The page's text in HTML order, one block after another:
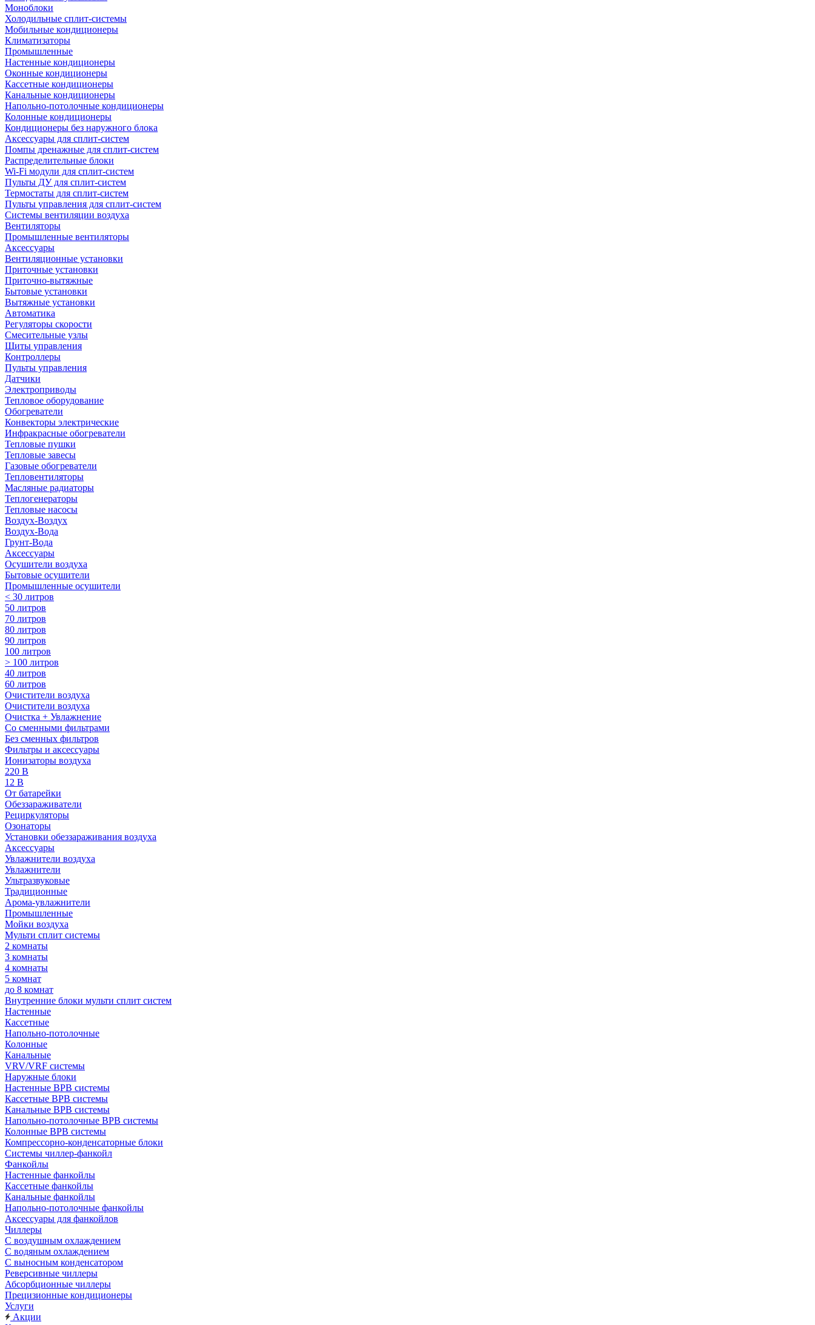
Моноблоки
Холодильные сплит-системы
Мобильные кондиционеры
Климатизаторы
Промышленные
Настенные кондиционеры
Оконные кондиционеры
Кассетные кондиционеры
Канальные кондиционеры
Напольно-потолочные кондиционеры
Колонные кондиционеры
Кондиционеры без наружного блока
Аксессуары для сплит-систем
Помпы дренажные для сплит-систем
Распределительные блоки
Wi-Fi модули для сплит-систем
Пульты ДУ для сплит-систем
Термостаты для сплит-систем
Пульты управления для сплит-систем
Системы вентиляции воздуха
Вентиляторы
Промышленные вентиляторы
Аксессуары
Вентиляционные установки
Приточные установки
Приточно-вытяжные
Бытовые установки
Вытяжные установки
Автоматика
Регуляторы скорости
Смесительные узлы
Щиты управления
Контроллеры
Пульты управления
Датчики
Электроприводы
Тепловое оборудование
Обогреватели
Конвекторы электрические
Инфракрасные обогреватели
Тепловые пушки
Тепловые завесы
Газовые обогреватели
Тепловентиляторы
Масляные радиаторы
Теплогенераторы
Тепловые насосы
Воздух-Воздух
Воздух-Вода
Грунт-Вода
Аксессуары
Осушители воздуха
Бытовые осушители
Промышленные осушители
< 30 литров
50 литров
70 литров
80 литров
90 литров
100 литров
> 100 литров
40 литров
60 литров
Очистители воздуха
Очистители воздуха
Очистка + Увлажнение
Cо сменными фильтрами
Без сменных фильтров
Фильтры и аксессуары
Ионизаторы воздуха
220 В
12 В
От батарейки
Обеззараживатели
Рециркуляторы
Озонаторы
Установки обеззараживания воздуха
Аксессуары
Увлажнители воздуха
Увлажнители
Ультразвуковые
Традиционные
Арома-увлажнители
Промышленные
Мойки воздуха
Мульти сплит системы
2 комнаты
3 комнаты
4 комнаты
5 комнат
до 8 комнат
Внутренние блоки мульти сплит систем
Настенные
Кассетные
Напольно-потолочные
Колонные
Канальные
VRV/VRF системы
Наружные блоки
Настенные ВРВ системы
Кассетные ВРВ системы
Канальные ВРВ системы
Напольно-потолочные ВРВ системы
Колонные ВРВ системы
Компрессорно-конденсаторные блоки
Системы чиллер-фанкойл
Фанкойлы
Настенные фанкойлы
Кассетные фанкойлы
Канальные фанкойлы
Напольно-потолочные фанкойлы
Аксессуары для фанкойлов
Чиллеры
С воздушным охлаждением
С водяным охлаждением
С выносным конденсатором
Реверсивные чиллеры
Абсорбционные чиллеры
Прецизионные кондиционеры
Услуги
Акции